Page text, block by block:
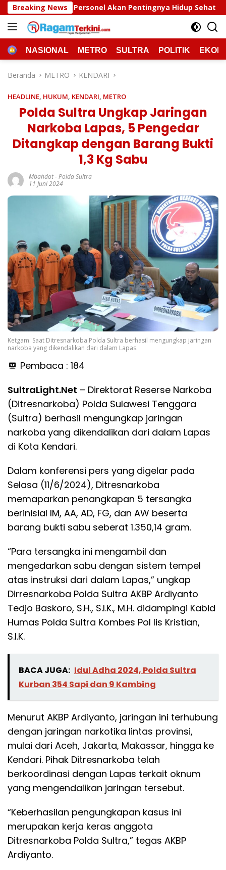
Langsung
ke
konten
Breaking News
Akan Pentingnya Hidup Sehat Polda Sultra
HOMENASIONAL METRO SULTRA POLITIK
Beranda METRO KENDARI
HEADLINE, HUKUM, KENDARI, METRO
Polda Sultra Ungkap Jaringan
Narkoba Lapas, 5 Pengedar
Ditangkap dengan Barang Bukti
1,3 Kg Sabu
Mbahdot-Polda Sultra
11 Juni 2024
Ketgam: Saat Ditresnarkoba Polda Sultra berhasil mengungkap jaringan
narkoba yang dikendalikan dari dalam Lapas.
Pembaca : 184
SultraLight.Net – Direktorat Reserse Narkoba
(Ditresnarkoba) Polda Sulawesi Tenggara
(Sultra) berhasil mengungkap jaringan
narkoba yang dikendalikan dari dalam Lapas
di Kota Kendari.
Dalam konferensi pers yang digelar pada
Selasa (11/6/2024), Ditresnarkoba
memaparkan penangkapan 5 tersangka
berinisial IM, AA, AD, FG, dan AW beserta
barang bukti sabu seberat 1.350,14 gram.
“Para tersangka ini mengambil dan
mengedarkan sabu dengan sistem tempel
atas instruksi dari dalam Lapas,” ungkap
Dirresnarkoba Polda Sultra AKBP Ardiyanto
Tedjo Baskoro, S.H., S.I.K., M.H. didampingi Kabid
Humas Polda Sultra Kombes Pol Iis Kristian,
S.I.K.
BACA JUGA: Idul Adha 2024, Polda Sultra
Kurban 354 Sapi dan 9 Kambing
Menurut AKBP Ardiyanto, jaringan ini terhubung
dengan jaringan narkotika lintas provinsi,
mulai dari Aceh, Jakarta, Makassar, hingga ke
Kendari. Pihak Ditresnarkoba telah
berkoordinasi dengan Lapas terkait oknum
yang mengendalikan jaringan tersebut.
“Keberhasilan pengungkapan kasus ini
merupakan kerja keras anggota
Ditresnarkoba Polda Sultra,” tegas AKBP
Ardiyanto.